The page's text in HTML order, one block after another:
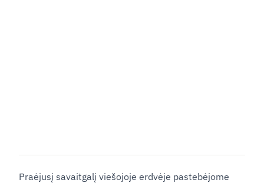
Praėjusį savaitgalį viešojoje erdvėje pastebėjome